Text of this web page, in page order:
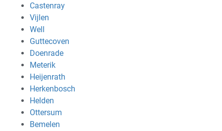
Castenray
Vijlen
Well
Guttecoven
Doenrade
Meterik
Heijenrath
Herkenbosch
Helden
Ottersum
Bemelen